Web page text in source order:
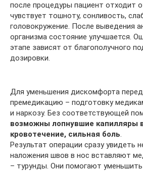
после процедуры пациент отходит
чувствует тошноту, сонливость,
головокружение. После выведения
организма состояние улучшается.
этапе зависят от благополучного
дозировки.
Для уменьшения дискомфорта
премедикацию – подготовку
и наркозу. Без соответствующей
возможны лопнувшие капилляры
кровотечение, сильная боль.
Результат операции сразу увидеть
наложения швов в нос вставляют
– турунды. Они помогают